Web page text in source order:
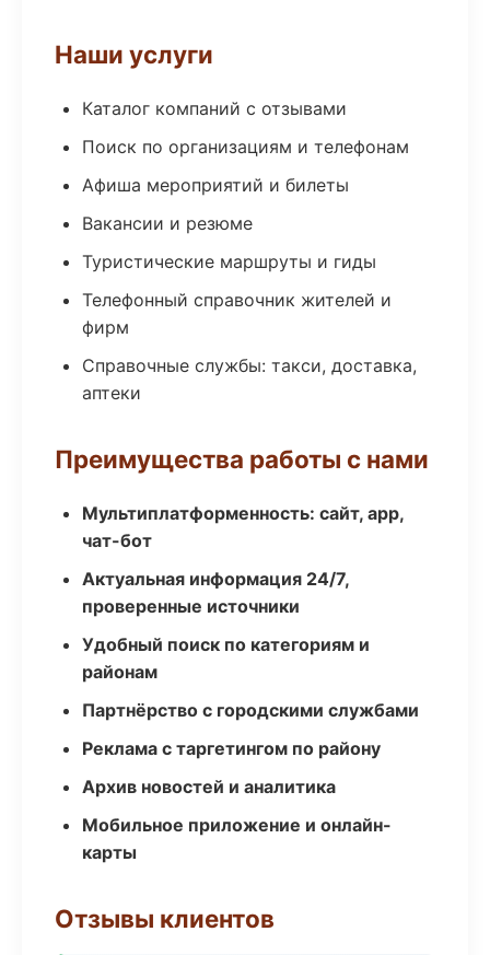
Наши услуги
Каталог компаний с отзывами
Поиск по организациям и телефонам
Афиша мероприятий и билеты
Вакансии и резюме
Туристические маршруты и гиды
Телефонный справочник жителей и
фирм
Справочные службы: такси, доставка,
аптеки
Преимущества работы с нами
Мультиплатформенность: сайт, app,
чат-бот
Актуальная информация 24/7,
проверенные источники
Удобный поиск по категориям и
районам
Партнёрство с городскими службами
Реклама с таргетингом по району
Архив новостей и аналитика
Мобильное приложение и онлайн-
карты
Отзывы клиентов